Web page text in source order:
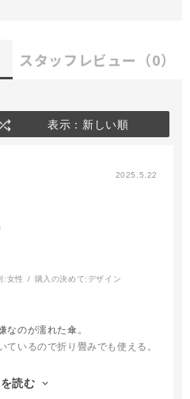
スタッフレビュー （0）
表示：新しい順
2025.5.22
:女性 購入の決めて: デザイン
なのが濡れた傘。
いるので折り畳みでも使える。
ので、便利で活躍するはず。
読む